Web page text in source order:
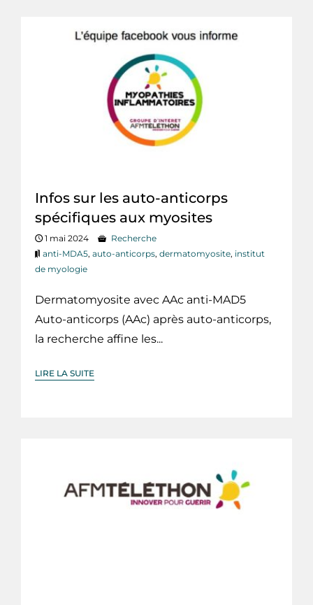
Infos sur les auto-anticorps
spécifiques aux myosites
1 mai 2024
Recherche
anti-MDA5, auto-anticorps, dermatomyosite, institut
de myologie
Dermatomyosite avec AAc anti-MAD5
Auto-anticorps (AAc) après auto-anticorps,
la recherche affine les...
LIRE LA SUITE